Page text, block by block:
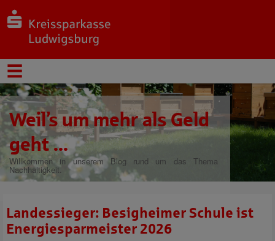
Weil’s um mehr als Geld
geht ...
Willkommen in unserem Blog rund um das Thema
Nachhaltigkeit.
Landessieger: Besigheimer Schule ist
Energiesparmeister 2026